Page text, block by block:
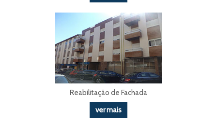
Reabilitação de Fachada
ver mais